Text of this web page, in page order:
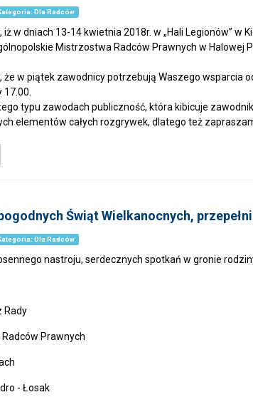
Dla Radców
w dniach 13-14 kwietnia 2018r. w „Hali Legionów” w
Mistrzostwa Radców Prawnych w Halowej
że w piątek zawodnicy potrzebują Waszego wsparcia
typu zawodach publiczność, która kibicuje
elementów całych rozgrywek, dlatego też
Świąt Wielkanocnych,
Dla Radców
nastroju, serdecznych spotkań w gronie
Radców Prawnych
- Łosak